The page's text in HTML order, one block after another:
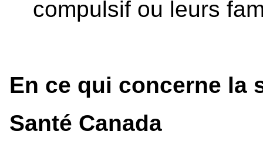
compulsif ou leurs
En ce qui concerne la
Santé Canada